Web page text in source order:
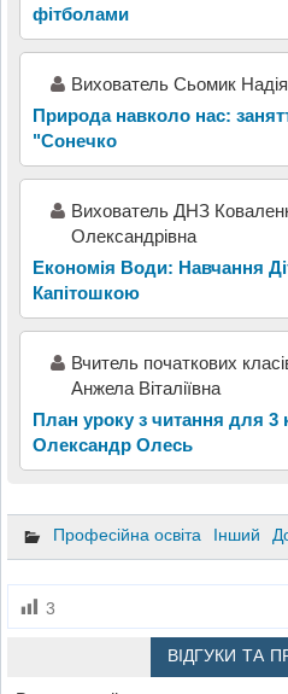
фітболами
Вихователь Сьомик
Природа навколо нас:
"Сонечко
Вихователь ДНЗ
Олександрівна
Економія Води: Навчання
Капітошкою
Вчитель початкових
Анжела Віталіївна
План уроку з читання для 3
Олександр Олесь
Професійна освіта Інший
3
ВІДГУКИ ТА